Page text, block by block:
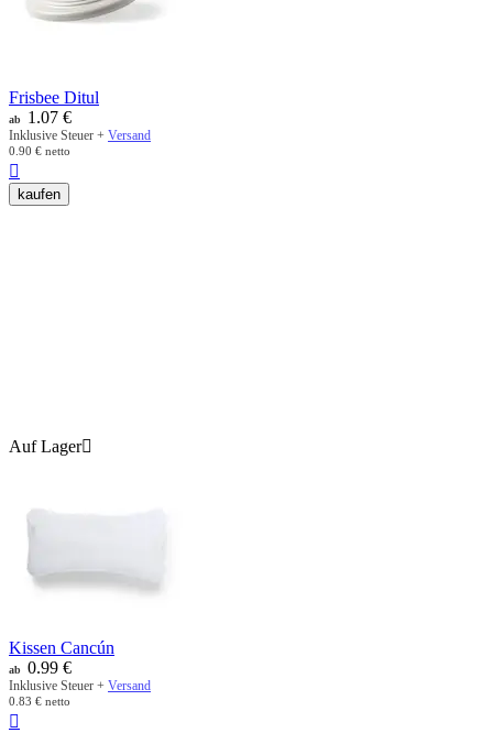
Frisbee Ditul
ab 1.07 €
Inklusive Steuer + Versand
0.90 € netto

kaufen
Auf Lager
Kissen Cancún
ab 0.99 €
Inklusive Steuer + Versand
0.83 € netto
